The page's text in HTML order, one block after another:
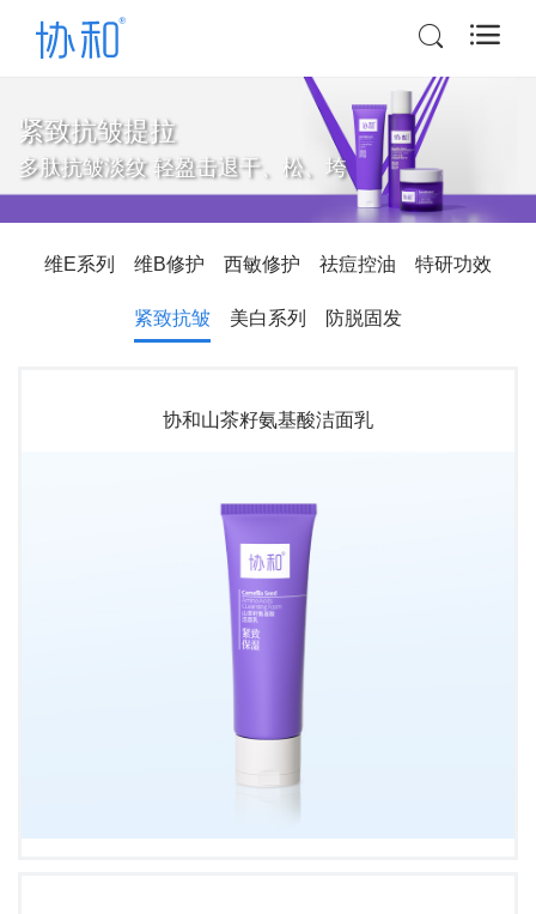
紧致抗皱提拉
多肽抗皱淡纹 轻盈击退干、松、垮
维E系列 维B修护 西敏修护 祛痘控油 特研功效
紧致抗皱 美白系列 防脱固发
协和山茶籽氨基酸洁面乳